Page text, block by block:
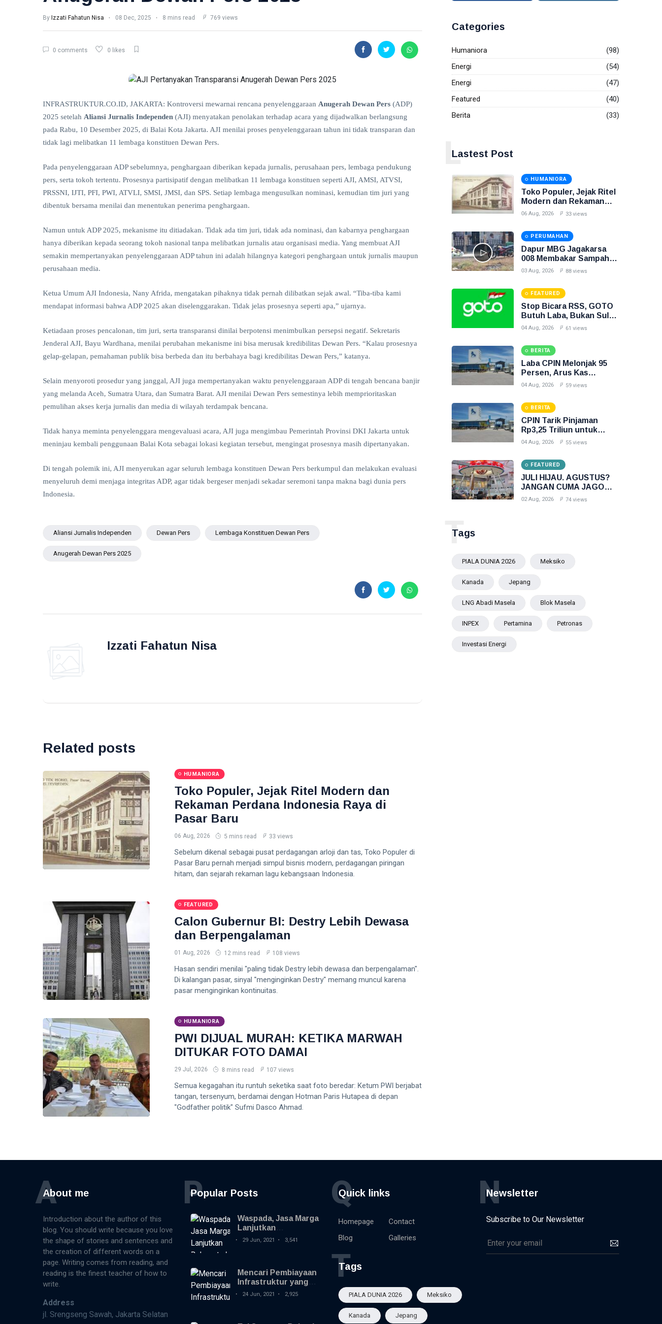
Toko
Perdana
Indonesia
Pasar
Baru
Jagakarsa
008
Halaman,
Inilah
Gambarnya
88
FEATURED
Bicara
GOTO
Laba,
Bukan
Angka
2026
BERITA
Laba
CPIN
95
Persen,
Arus Kas
Malah
Turun 19
Aug,
views
CPIN
Tarik
Pinjaman
Rp3,25
untuk
Dividen
Rp2,95
04
Aug,
55
views
FEATURED
JULI HIJAU.
JANGAN
JAGO
BENDERA
Aug,
74
By Izzati Fahatun Nisa 08 Dec, 2025 8 mins read 769 views
0 comments 0 likes
INFRASTRUKTUR.CO.ID, JAKARTA: Kontroversi mewarnai rencana penyelenggaraan Anugerah Dewan Pers (ADP)
2025 setelah Aliansi Jurnalis Independen (AJI) menyatakan penolakan terhadap acara yang dijadwalkan berlangsung
pada Rabu, 10 Desember 2025, di Balai Kota Jakarta. AJI menilai proses penyelenggaraan tahun ini tidak transparan dan
tidak lagi melibatkan 11 lembaga konstituen Dewan Pers.
Pada penyelenggaraan ADP sebelumnya, penghargaan diberikan kepada jurnalis, perusahaan pers, lembaga pendukung
pers, serta tokoh tertentu. Prosesnya partisipatif dengan melibatkan 11 lembaga konstituen seperti AJI, AMSI, ATVSI,
PRSSNI, IJTI, PFI, PWI, ATVLI, SMSI, JMSI, dan SPS. Setiap lembaga mengusulkan nominasi, kemudian tim juri yang
dibentuk bersama menilai dan menentukan penerima penghargaan.
Namun untuk ADP 2025, mekanisme itu ditiadakan. Tidak ada tim juri, tidak ada nominasi, dan kabarnya penghargaan
hanya diberikan kepada seorang tokoh nasional tanpa melibatkan jurnalis atau organisasi media. Yang membuat AJI
semakin mempertanyakan penyelenggaraan ADP tahun ini adalah hilangnya kategori penghargaan untuk jurnalis maupun
perusahaan media.
Ketua Umum AJI Indonesia, Nany Afrida, mengatakan pihaknya tidak pernah dilibatkan sejak awal. “Tiba-tiba kami
mendapat informasi bahwa ADP 2025 akan diselenggarakan. Tidak jelas prosesnya seperti apa,” ujarnya.
Ketiadaan proses pencalonan, tim juri, serta transparansi dinilai berpotensi menimbulkan persepsi negatif. Sekretaris
Jenderal AJI, Bayu Wardhana, menilai perubahan mekanisme ini bisa merusak kredibilitas Dewan Pers. “Kalau prosesnya
gelap-gelapan, pemahaman publik bisa berbeda dan itu berbahaya bagi kredibilitas Dewan Pers,” katanya.
Selain menyoroti prosedur yang janggal, AJI juga mempertanyakan waktu penyelenggaraan ADP di tengah bencana banjir
yang melanda Aceh, Sumatra Utara, dan Sumatra Barat. AJI menilai Dewan Pers semestinya lebih memprioritaskan
pemulihan akses kerja jurnalis dan media di wilayah terdampak bencana.
Tidak hanya meminta penyelenggara mengevaluasi acara, AJI juga mengimbau Pemerintah Provinsi DKI Jakarta untuk
meninjau kembali penggunaan Balai Kota sebagai lokasi kegiatan tersebut, mengingat prosesnya masih dipertanyakan.
Di tengah polemik ini, AJI menyerukan agar seluruh lembaga konstituen Dewan Pers berkumpul dan melakukan evaluasi
menyeluruh demi menjaga integritas ADP, agar tidak bergeser menjadi sekadar seremoni tanpa makna bagi dunia pers
Indonesia.
Aliansi Jurnalis Independen Dewan Pers Lembaga Konstituen Dewan Pers
Anugerah Dewan Pers 2025
Izzati Fahatun Nisa
Related posts
HUMANIORA
Toko Populer, Jejak Ritel Modern dan
Rekaman Perdana Indonesia Raya di
Pasar Baru
06 Aug, 2026 5 mins read 33 views
Sebelum dikenal sebagai pusat perdagangan arloji dan tas, Toko Populer di
Pasar Baru pernah menjadi simpul bisnis modern, perdagangan piringan
hitam, dan sejarah rekaman lagu kebangsaan Indonesia.
FEATURED
Calon Gubernur BI: Destry Lebih Dewasa
dan Berpengalaman
01 Aug, 2026 12 mins read 108 views
Hasan sendiri menilai "paling tidak Destry lebih dewasa dan berpengalaman".
Di kalangan pasar, sinyal "menginginkan Destry" memang muncul karena
pasar menginginkan kontinuitas.
HUMANIORA
PWI DIJUAL MURAH: KETIKA MARWAH
DITUKAR FOTO DAMAI
29 Jul, 2026 8 mins read 107 views
Semua kegagahan itu runtuh seketika saat foto beredar: Ketum PWI berjabat
tangan, tersenyum, berdamai dengan Hotman Paris Hutapea di depan
"Godfather politik" Sufmi Dasco Ahmad.
Categories
Humaniora
(98)
Energi
(54)
Energi
(47)
Featured
(40)
Berita
(33)
Lastest Post
L
HUMANIORA
Toko Populer, Jejak Ritel
Modern dan Rekaman
Perdana Indonesia Raya
06 Aug, 2026 33 views
PERUMAHAN
Dapur MBG Jagakarsa
008 Membakar Sampah di
Halaman, Inilah
03 Aug, 2026 88 views
FEATURED
Stop Bicara RSS, GOTO
Butuh Laba, Bukan Sulap
Angka
04 Aug, 2026 61 views
BERITA
Laba CPIN Melonjak 95
Persen, Arus Kas
Operasi Malah Turun 19
04 Aug, 2026 59 views
BERITA
CPIN Tarik Pinjaman
Rp3,25 Triliun untuk
Bayar Dividen Rp2,95
04 Aug, 2026 55 views
FEATURED
JULI HIJAU. AGUSTUS?
JANGAN CUMA JAGO
PASANG BENDERA
02 Aug, 2026 74 views
Tags
T
PIALA DUNIA 2026 Meksiko
Kanada Jepang
LNG Abadi Masela Blok Masela
INPEX Pertamina Petronas
Investasi Energi
About me
A
Introduction about the author of this
blog. You should write because you love
the shape of stories and sentences and
the creation of different words on a
page. Writing comes from reading, and
reading is the finest teacher of how to
write.
Address
jl. Srengseng Sawah, Jakarta Selatan
Popular Posts
P
Waspada, Jasa Marga
Lanjutkan
Rekonstruksi
29 Jun, 2021 3,541
Mencari Pembiayaan
Infrastruktur yang
Inovatif
24 Jun, 2021 2,925
Quick links
Q
Homepage
Blog
Contact
Galleries
Tags
T
PIALA DUNIA 2026 Meksiko
Kanada Jepang
Newsletter
N
Subscribe to Our Newsletter